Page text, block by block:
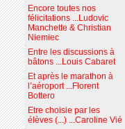
Encore toutes nos
félicitations ...Ludovic
Manchette & Christian
Niemiec
Entre les discussions à
bâtons ...Louis Cabaret
Et après le marathon à
l’aéroport ...Florent
Bottero
Etre choisie par les
élèves (...) ...Caroline Vié